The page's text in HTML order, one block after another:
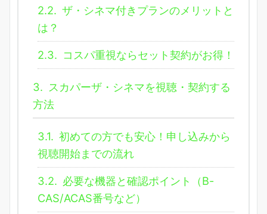
2.2. ザ・シネマ付きプランのメリットと
は？
2.3. コスパ重視ならセット契約がお得！
3. スカパーザ・シネマを視聴・契約する
方法
3.1. 初めての方でも安心！申し込みから
視聴開始までの流れ
3.2. 必要な機器と確認ポイント（B-
CAS/ACAS番号など）